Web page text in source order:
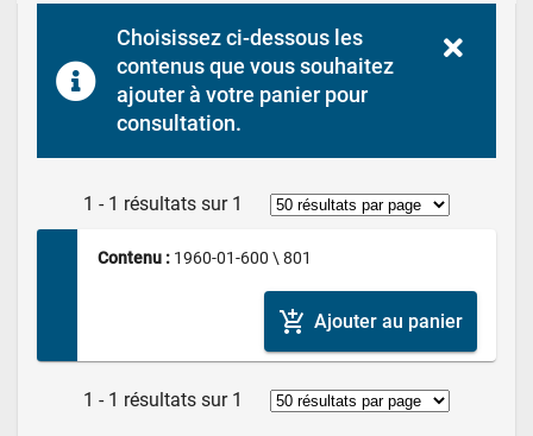
Choisissez ci-dessous les
contenus que vous souhaitez
ajouter à votre panier pour
consultation.
1 - 1 résultats sur 1
Contenu : 1960-01-600 \ 801
add_shopping_cart Ajouter au panier
1 - 1 résultats sur 1